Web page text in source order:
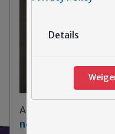
Aarzel niet
nemen
Details